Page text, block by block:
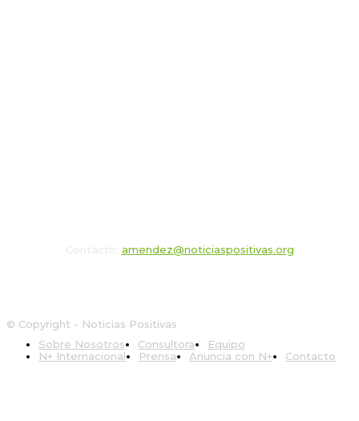
amendez@noticiaspositivas.org
© Copyright - Noticias Positivas
Sobre Nosotros
Consultora
Equipo
N+ Internacional
Prensa Anuncia con N+ Contacto